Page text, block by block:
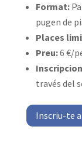
Format:
pugen de
Places
Preu:6 €/
través del
Inscriu-te